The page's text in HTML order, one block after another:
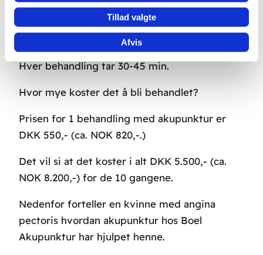
Tillad valgte
Afvis
vi også i de tilfellene hvor det ikke er bedre i
det hele tatt. Er det en bedring, men det ikke
er helt bra ennå, vil vi gjerne behandle mer.
Hver behandling tar 30-45 min.
Hvor mye koster det å bli behandlet?
Prisen for 1 behandling med akupunktur er
DKK 550,- (ca. NOK 820,-.)
Det vil si at det koster i alt DKK 5.500,- (ca.
NOK 8.200,-) for de 10 gangene.
Nedenfor forteller en kvinne med angina
pectoris hvordan akupunktur hos Boel
Akupunktur har hjulpet henne.